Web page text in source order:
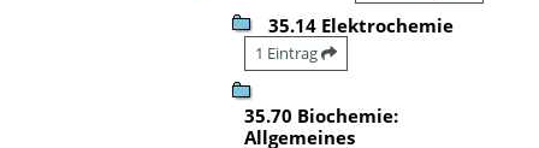
35.14 Elektrochemie
1 Eintrag
35.70 Biochemie:
Allgemeines